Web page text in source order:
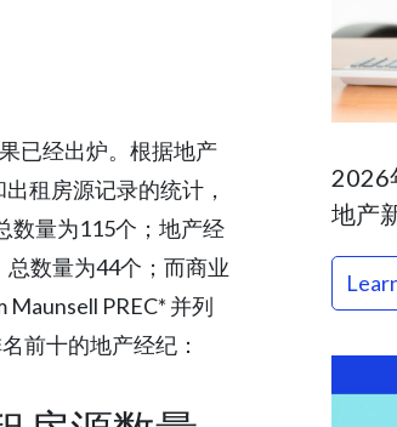
已经出炉。根据地产
租房源记录的统计，
数量为115个；地产经
总数量为44个；而商业
PREC* 并列
前十的地产经纪：
2026
地产